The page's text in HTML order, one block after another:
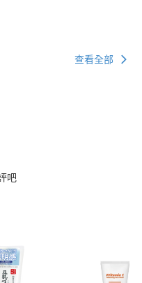
查看全部
吧